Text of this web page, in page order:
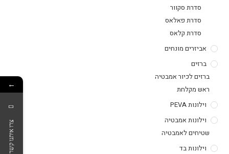
סדרת סקוור
סדרת פאלאס
סדרת קלאס
אביזרים מונחים
ברזים
ברזים לכיור אמבטיה
ראש מקלחת
וילונות PEVA
וילונות אמבטיה
שטיחים לאמבטיה
וילונות בד
←
צרו איתנו קשר